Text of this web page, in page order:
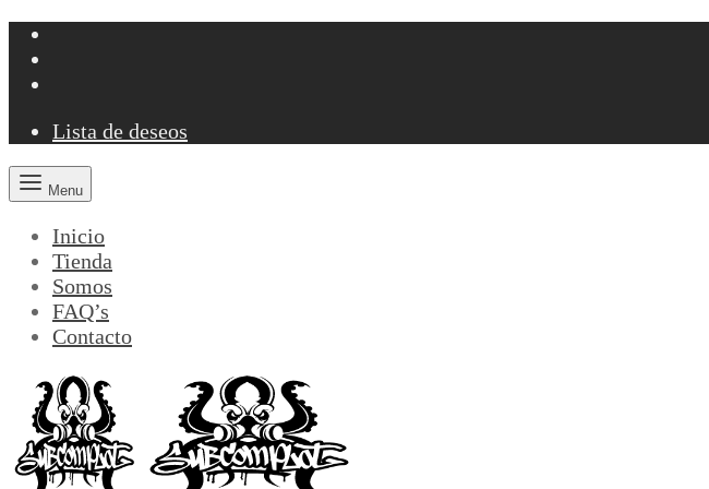
Lista de deseos
Menu
Inicio
Tienda
Somos
FAQ’s
Contacto